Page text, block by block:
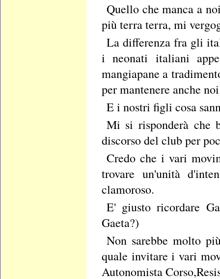
Quello che manca a
più terra terra, mi
La differenza fra gli
i neonati italiani
mangiapane a
per mantenere anche
E i nostri figli cosa
Mi si risponderà che
discorso del club per
Credo che i vari
trovare un'unità
clamoroso.
E' giusto ricordare
Gaeta?)
Non sarebbe molto
quale invitare i vari
Autonomista